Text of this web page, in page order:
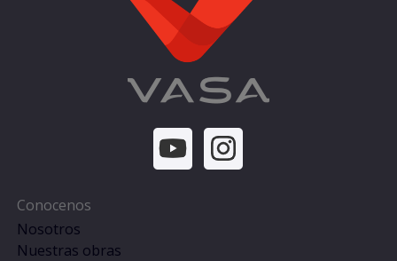
Conocenos
Nosotros
Nuestras obras